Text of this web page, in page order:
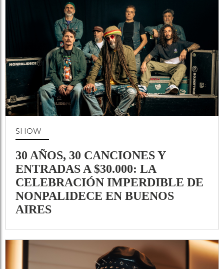
SHOW
30 AÑOS, 30 CANCIONES Y
ENTRADAS A $30.000: LA
CELEBRACIÓN IMPERDIBLE DE
NONPALIDECE EN BUENOS
AIRES